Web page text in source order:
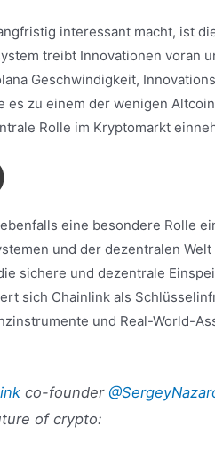
interessant macht, ist
treibt Innovationen voran
Geschwindigkeit,
es zu einem der wenigen
Rolle im Kryptomarkt
eine besondere Rolle
und der dezentralen
sichere und dezentrale
sich Chainlink als
und Real-World-
co-founder
of crypto: